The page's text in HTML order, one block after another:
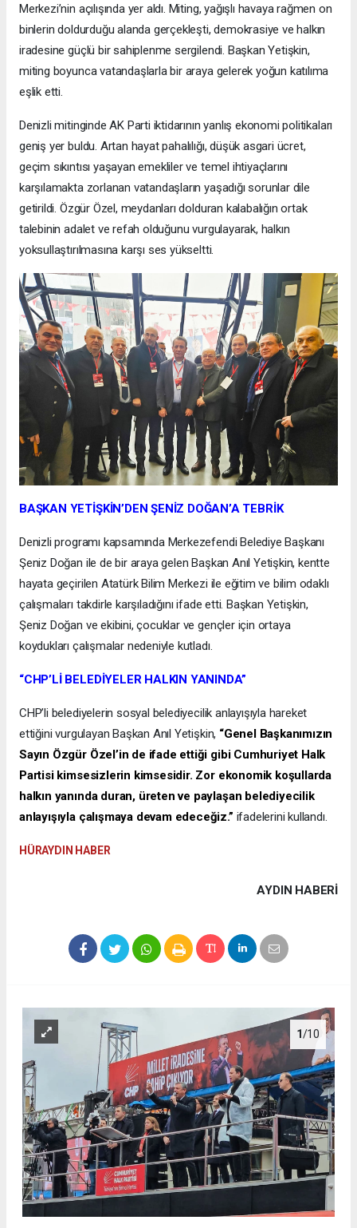
Merkezi’nin açılışında yer aldı. Miting, yağışlı havaya rağmen on
binlerin doldurduğu alanda gerçekleşti, demokrasiye ve halkın
iradesine güçlü bir sahiplenme sergilendi. Başkan Yetişkin,
miting boyunca vatandaşlarla bir araya gelerek yoğun katılıma
eşlik etti.
Denizli mitinginde AK Parti iktidarının yanlış ekonomi politikaları
geniş yer buldu. Artan hayat pahalılığı, düşük asgari ücret,
geçim sıkıntısı yaşayan emekliler ve temel ihtiyaçlarını
karşılamakta zorlanan vatandaşların yaşadığı sorunlar dile
getirildi. Özgür Özel, meydanları dolduran kalabalığın ortak
talebinin adalet ve refah olduğunu vurgulayarak, halkın
yoksullaştırılmasına karşı ses yükseltti.
BAŞKAN YETİŞKİN’DEN ŞENİZ DOĞAN’A TEBRİK
Denizli programı kapsamında Merkezefendi Belediye Başkanı
Şeniz Doğan ile de bir araya gelen Başkan Anıl Yetişkin, kentte
hayata geçirilen Atatürk Bilim Merkezi ile eğitim ve bilim odaklı
çalışmaları takdirle karşıladığını ifade etti. Başkan Yetişkin,
Şeniz Doğan ve ekibini, çocuklar ve gençler için ortaya
koydukları çalışmalar nedeniyle kutladı.
“CHP’Lİ BELEDİYELER HALKIN YANINDA”
CHP’li belediyelerin sosyal belediyecilik anlayışıyla hareket
ettiğini vurgulayan Başkan Anıl Yetişkin, “Genel Başkanımızın
Sayın Özgür Özel’in de ifade ettiği gibi Cumhuriyet Halk
Partisi kimsesizlerin kimsesidir. Zor ekonomik koşullarda
halkın yanında duran, üreten ve paylaşan belediyecilik
anlayışıyla çalışmaya devam edeceğiz.” ifadelerini kullandı.
HÜRAYDIN HABER
AYDIN HABERİ
1/10